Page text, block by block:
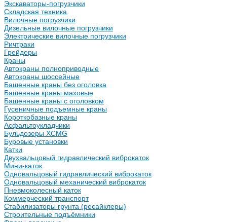
Экскаваторы-погрузчики
Складская техника
Вилочные погрузчики
Дизельные вилочные погрузчики
Электрические вилочные погрузчики
Ричтраки
Грейдеры
Краны
Автокраны полноприводные
Автокраны шоссейные
Башенные краны без оголовка
Башенные краны маховые
Башенные краны с оголовком
Гусеничные подъемные краны
Короткобазные краны
Асфальтоукладчики
Бульдозеры XCMG
Буровые установки
Катки
Двухвальцовый гидравлический виброкаток
Мини-каток
Одновальцовый гидравлический виброкаток
Одновальцовый механический виброкаток
Пневмоколесный каток
Коммерческий транспорт
Стабилизаторы грунта (ресайклеры)
Строительные подъёмники